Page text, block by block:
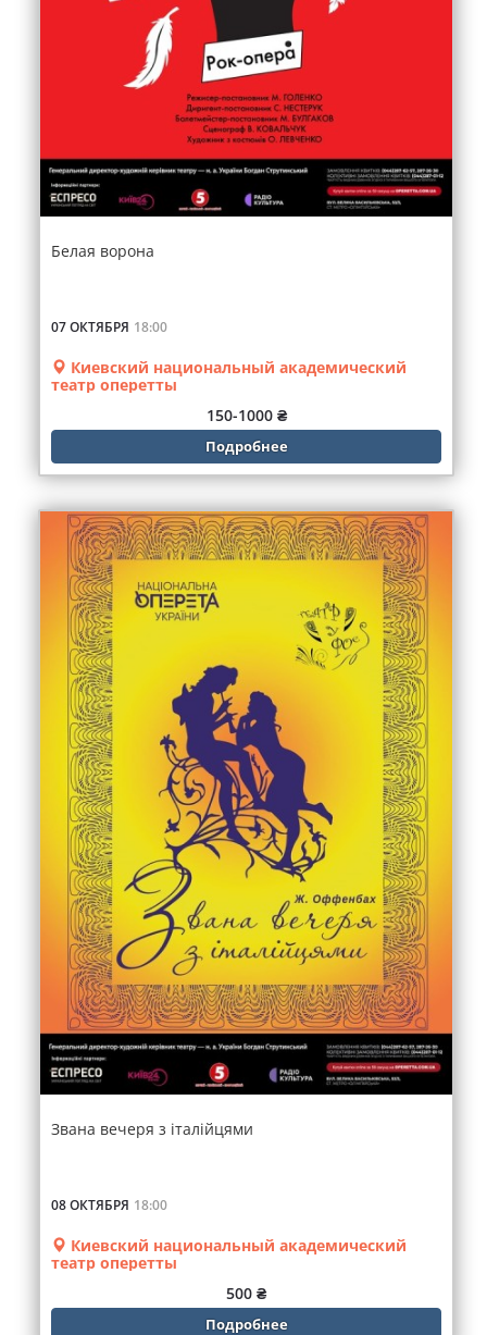
Белая ворона
07 ОКТЯБРЯ 18:00
Киевский национальный академический
театр оперетты
150-1000 ₴
Подробнее
Звана вечеря з італійцями
08 ОКТЯБРЯ 18:00
Киевский национальный академический
театр оперетты
500 ₴
Подробнее